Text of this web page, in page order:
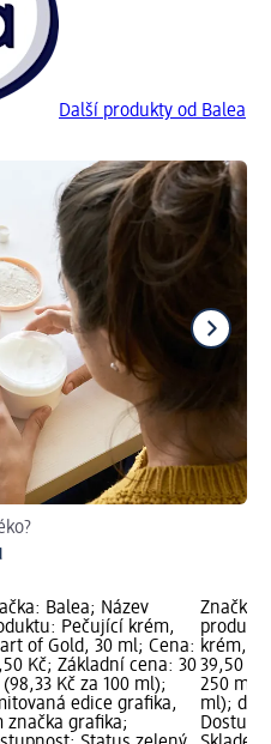
Další produkty od Balea
Balea; Název
Pečující krém,
of Gold, 30 ml; Cena:
Kč; Základní cena: 30
Kč za 100 ml);
edice grafika,
značka grafika;
Značka:
krém,
39,50
250 ml
ml); dm